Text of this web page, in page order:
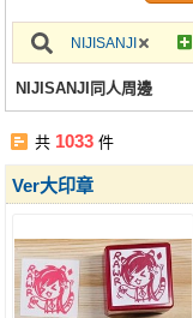
會員功能選單
註冊會員
NIJISANJI
NIJISANJI同人周邊
共 1033 件
Ver大印章